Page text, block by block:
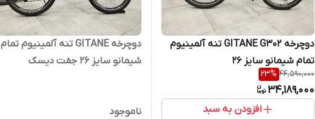
دوچرخه GITANE G302 تنه آلمینیوم
تمام شیمانو سایز 26
44,590,000
23%
34,189,000
افزودن به سبد
دوچرخه GITANE تنه آلمینیوم تمام
شیمانو سایز 26 جفت دیسک
ناموجود